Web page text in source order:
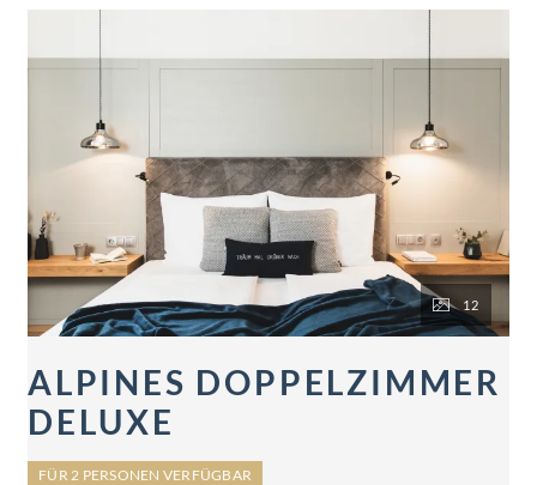
12
ALPINES DOPPELZIMMER
DELUXE
FÜR 2 PERSONEN VERFÜGBAR